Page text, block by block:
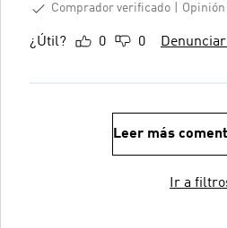
Comprador verificado
¿Útil? 0 0
Leer más
Ir a